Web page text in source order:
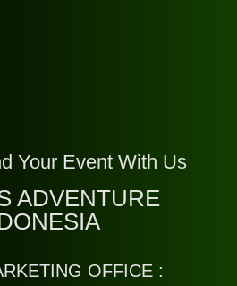
Your Event With Us
ADVENTURE
OFFICE :